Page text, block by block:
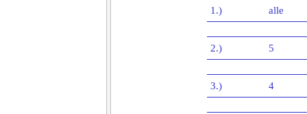
1.) alle
2.) 5
3.) 4